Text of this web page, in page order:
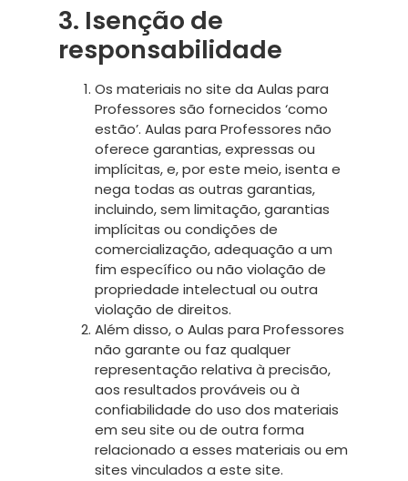
3. Isenção de
responsabilidade
Os materiais no site da Aulas para
Professores são fornecidos ‘como
estão’. Aulas para Professores não
oferece garantias, expressas ou
implícitas, e, por este meio, isenta e
nega todas as outras garantias,
incluindo, sem limitação, garantias
implícitas ou condições de
comercialização, adequação a um
fim específico ou não violação de
propriedade intelectual ou outra
violação de direitos.
Além disso, o Aulas para Professores
não garante ou faz qualquer
representação relativa à precisão,
aos resultados prováveis ​​ou à
confiabilidade do uso dos materiais
em seu site ou de outra forma
relacionado a esses materiais ou em
sites vinculados a este site.